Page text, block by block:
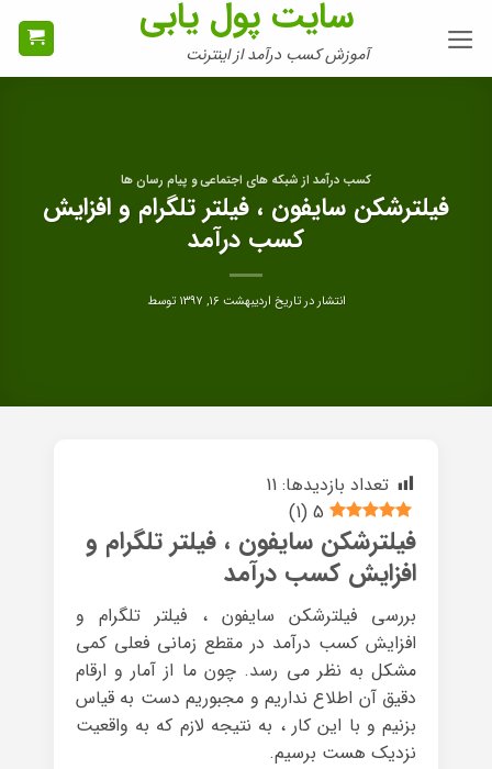
سایت پول یابی
آموزش کسب درآمد از اینترنت
کسب درآمد از شبکه های اجتماعی و پیام رسان ها
فیلترشکن سایفون ، فیلتر تلگرام و افزایش
کسب درآمد
انتشار در تاریخ اردیبهشت ۱۶, ۱۳۹۷ توسط
تعداد بازدیدها: 11
5
(
1
)
فیلترشکن سایفون ، فیلتر تلگرام و
افزایش کسب درآمد
بررسی فیلترشکن سایفون ، فیلتر تلگرام و
افزایش کسب درآمد در مقطع زمانی فعلی کمی
مشکل به نظر می رسد. چون ما از آمار و ارقام
دقیق آن اطلاع نداریم و مجبوریم دست به قیاس
بزنیم و با این کار ، به نتیجه لازم که به واقعیت
نزدیک هست برسیم.